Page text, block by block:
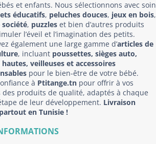
et enfants. Nous sélectionnons avec soin
éducatifs, peluches douces, jeux en bois,
société, puzzles et bien d’autres produits
l’éveil et l’imagination des petits.
également une large gamme d’articles de
, incluant poussettes, sièges auto,
hautes, veilleuses et accessoires
pour le bien-être de votre bébé.
à Ptitange.tn pour offrir à vos
des produits de qualité, adaptés à chaque
de leur développement. Livraison
en Tunisie !